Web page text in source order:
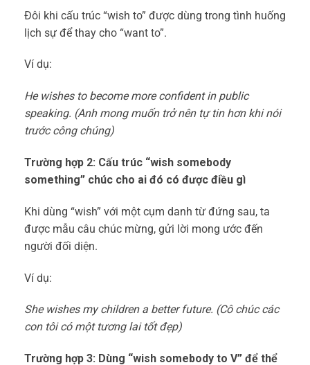
Đôi khi cấu trúc “wish to” được dùng trong tình huống
lịch sự để thay cho “want to”.
Ví dụ:
He wishes to become more confident in public
speaking. (Anh mong muốn trở nên tự tin hơn khi nói
trước công chúng)
Trường hợp 2: Cấu trúc “wish somebody
something” chúc cho ai đó có được điều gì
Khi dùng “wish” với một cụm danh từ đứng sau, ta
được mẫu câu chúc mừng, gửi lời mong ước đến
người đối diện.
Ví dụ:
She wishes my children a better future. (Cô chúc các
con tôi có một tương lai tốt đẹp)
Trường hợp 3: Dùng “wish somebody to V” để thể